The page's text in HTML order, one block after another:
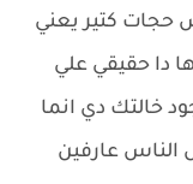
حجات كتير يعني
دا حقيقي علي
خالتك دي انما
الناس عارفين